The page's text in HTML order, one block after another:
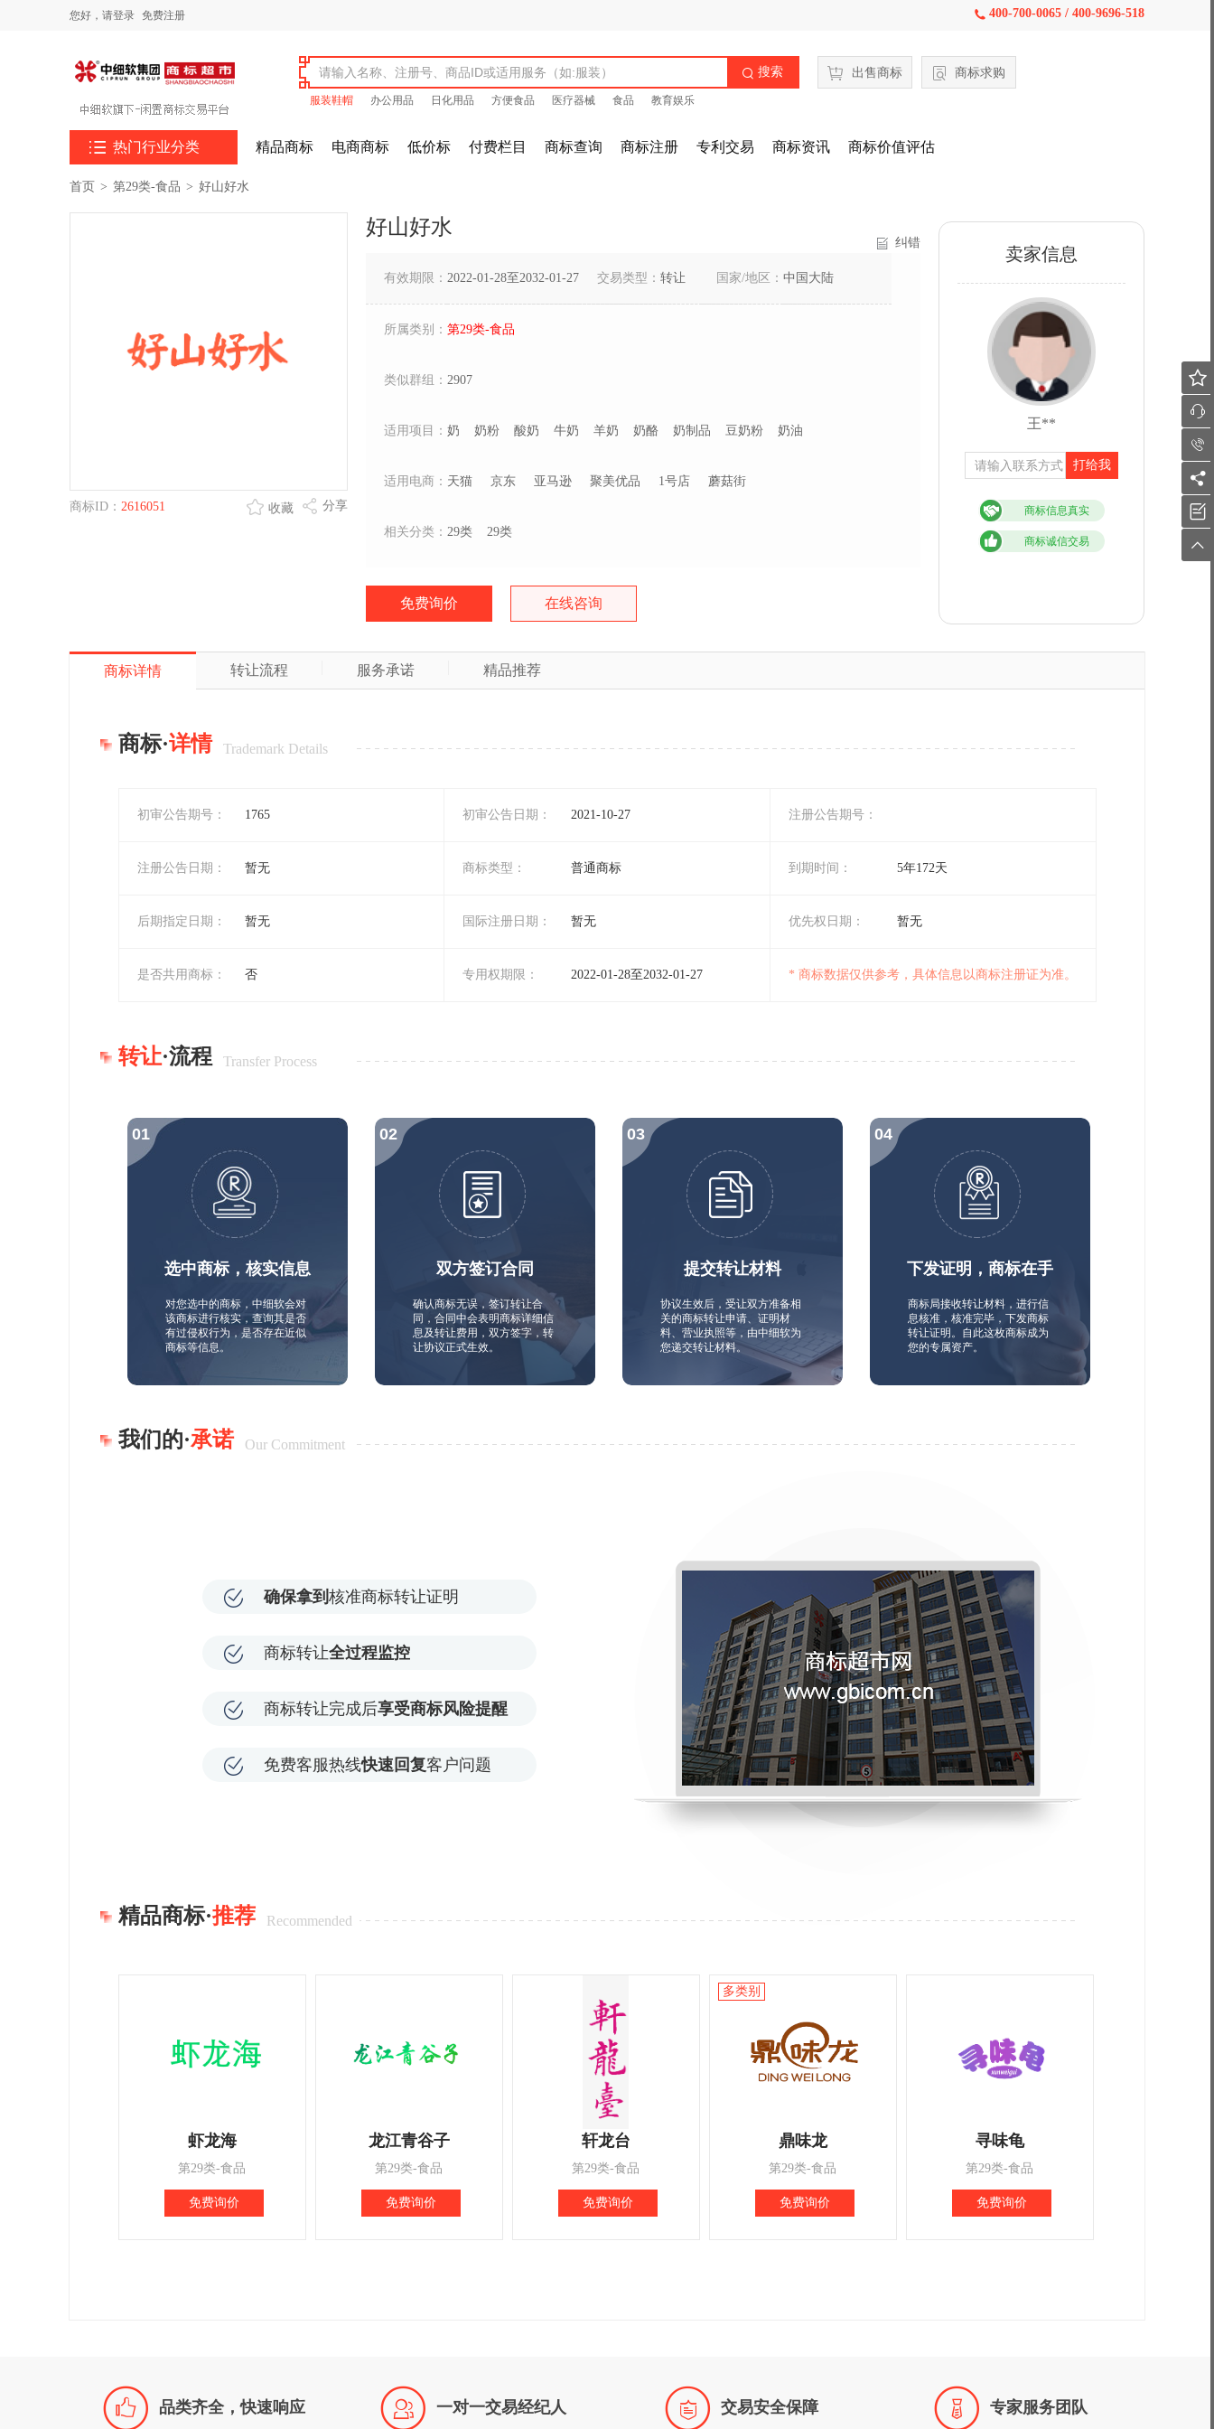
您好， 请登录 免费注册  400-700-0065 / 400-9696-518
 搜索
服装鞋帽 办公用品 日化用品 方便食品 医疗器械 食品 教育娱乐
出售商标 商标求购
 热门行业分类 精品商标 电商商标 低价标 付费栏目 商标查询 商标注册 专利交易 商标资讯 商标价值评估
首页 > 第29类-食品 > 好山好水
商标ID： 2616051 分享
收藏
好山好水
纠错
有效期限： 2022-01-28至2032-01-27 交易类型： 转让 国家/地区： 中国大陆
所属类别： 第29类-食品
类似群组： 2907
适用项目： 奶 奶粉 酸奶 牛奶 羊奶 奶酪 奶制品 豆奶粉 奶油
适用电商： 天猫 京东 亚马逊 聚美优品 1号店 蘑菇街
相关分类： 29类 29类
免费询价 在线咨询
卖家信息
王**
打给我
商标信息真实
商标诚信交易
商标详情 转让流程 服务承诺 精品推荐
商标·详情 Trademark Details
初审公告期号： 1765 初审公告日期： 2021-10-27 注册公告期号：
注册公告日期： 暂无 商标类型： 普通商标 到期时间： 5年172天
后期指定日期： 暂无 国际注册日期： 暂无 优先权日期： 暂无
是否共用商标： 否 专用权期限： 2022-01-28至2032-01-27 * 商标数据仅供参考，具体信息以商标注册证为准。
转让·流程 Transfer Process
选中商标，核实信息
对您选中的商标，中细软会对
该商标进行核实，查询其是否
有过侵权行为，是否存在近似
商标等信息。
双方签订合同
确认商标无误，签订转让合
同，合同中会表明商标详细信
息及转让费用，双方签字，转
让协议正式生效。
提交转让材料
协议生效后，受让双方准备相
关的商标转让申请、证明材
料、营业执照等，由中细软为
您递交转让材料。
下发证明，商标在手
商标局接收转让材料，进行信
息核准，核准完毕，下发商标
转让证明。自此这枚商标成为
您的专属资产。
我们的·承诺 Our Commitment
确保拿到 核准商标转让证明
商标转让全过程监控
商标转让完成后享受商标风险提醒
免费客服热线快速回复客户问题
精品商标·推荐 Recommended
虾龙海
第29类-食品
免费询价
龙江青谷子
第29类-食品
免费询价
轩龙台
第29类-食品
免费询价
鼎味龙
第29类-食品
免费询价
多类别
寻味龟
第29类-食品
免费询价
 品类齐全，快速响应  一对一交易经纪人  交易安全保障  专家服务团队





